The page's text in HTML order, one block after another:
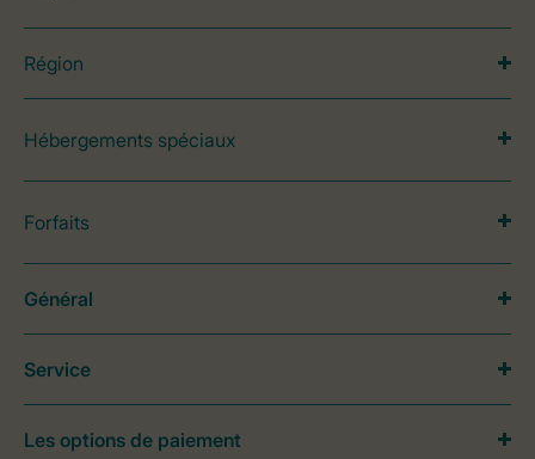
Région
Hébergements spéciaux
Forfaits
Général
Service
Les options de paiement